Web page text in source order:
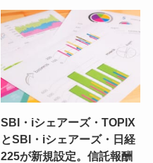
SBI・iシェアーズ・TOPIX
とSBI・iシェアーズ・日経
225が新規設定。信託報酬